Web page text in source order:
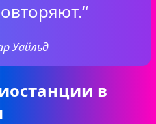
Уайльд
в